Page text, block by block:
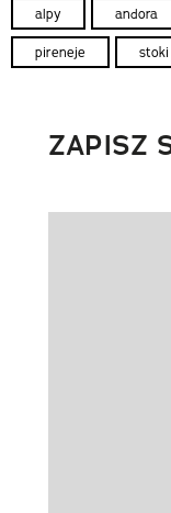
alpy andora
pireneje
ZAPISZ